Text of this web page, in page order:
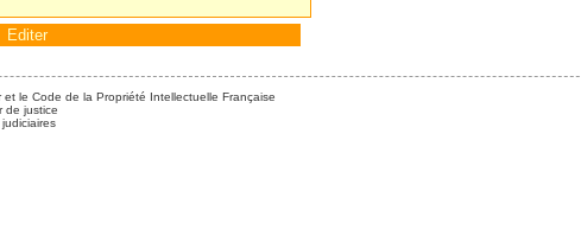
le Code de la Propriété Intellectuelle Française
de justice